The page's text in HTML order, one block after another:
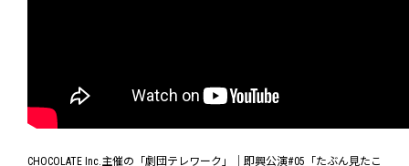
CHOCOLATE Inc.主催の「劇団テレワーク」｜即興公演#05「たぶん見たこ